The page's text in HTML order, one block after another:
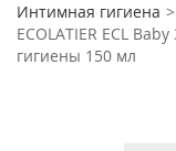
Интимная гигиена
ECOLATIER ECL
гигиены 150 мл